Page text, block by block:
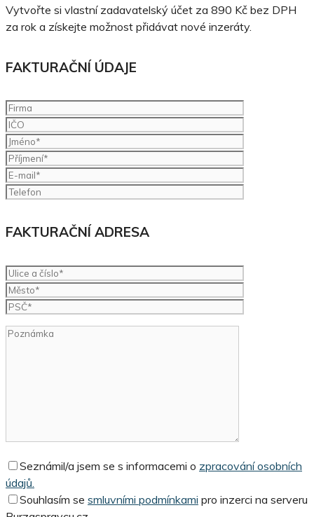
Vytvořte si vlastní zadavatelský účet za 890 Kč bez DPH
za rok a získejte možnost přidávat nové inzeráty.
FAKTURAČNÍ ÚDAJE
FAKTURAČNÍ ADRESA
Seznámil/a jsem se s informacemi o zpracování osobních
údajů.
Souhlasím se smluvními podmínkami pro inzerci na serveru